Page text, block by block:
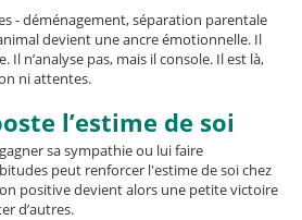
- déménagement, séparation parentale
devient une ancre émotionnelle. Il
Il n’analyse pas, mais il console. Il est là,
ni attentes.
l’estime de soi
sa sympathie ou lui faire
peut renforcer l'estime de soi chez
positive devient alors une petite victoire
d’autres.